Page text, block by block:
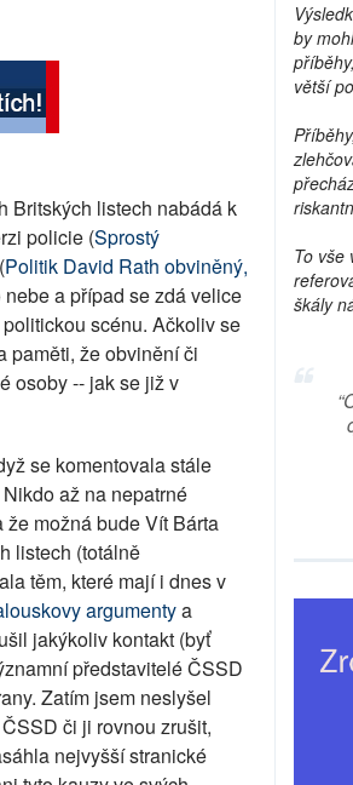
Britských listech nabádá k
policie (Sprostý
Politik David Rath obviněný,
a případ se zdá velice
scénu. Ačkoliv se
paměti, že obvinění či
osoby -- jak se již v
se komentovala stále
až na nepatrné
možná bude Vít Bárta
listech (totálně
těm, které mají i dnes v
argumentya
jakýkoliv kontakt (byť
představitelé ČSSD
Zatím jsem neslyšel
či ji rovnou zrušit,
nejvyšší stranické
by
větší
To vše
škály